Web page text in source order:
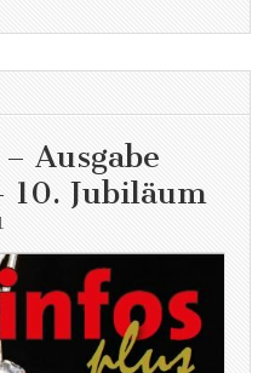
Ausgabe
10. Jubiläum